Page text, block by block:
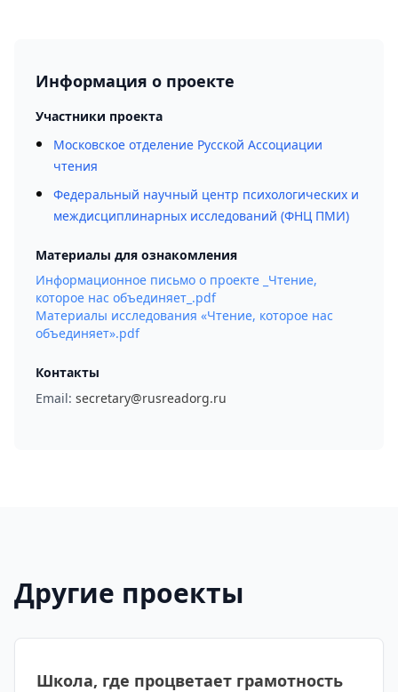
Информация о проекте
Участники проекта
Московское отделение Русской Ассоциации
чтения
Федеральный научный центр психологических и
междисциплинарных исследований (ФНЦ ПМИ)
Материалы для ознакомления
Информационное письмо о проекте _Чтение,
которое нас объединяет_.pdf
Материалы исследования «Чтение, которое нас
объединяет».pdf
Контакты
Email: secretary@rusreadorg.ru
Другие проекты
Школа, где процветает грамотность